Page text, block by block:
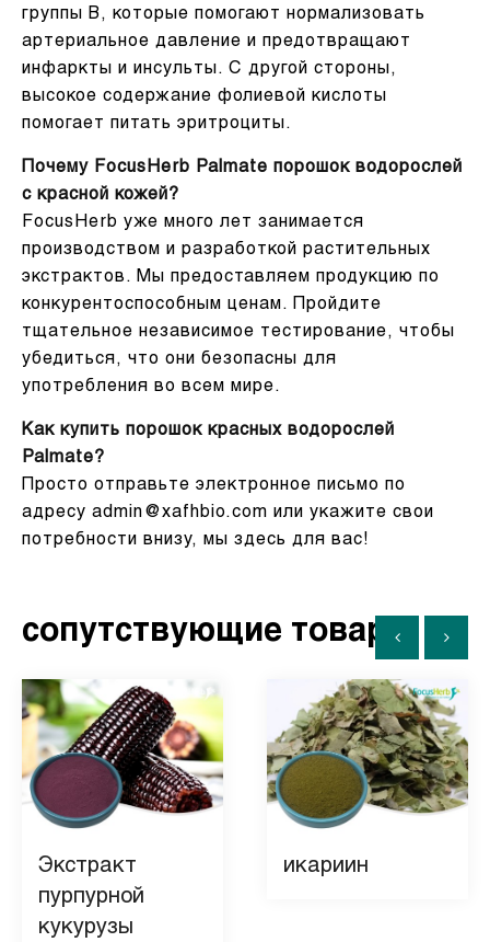
группы В, которые помогают нормализовать
артериальное давление и предотвращают
инфаркты и инсульты. С другой стороны,
высокое содержание фолиевой кислоты
помогает питать эритроциты.
Почему FocusHerb Palmate порошок водорослей
с красной кожей?
FocusHerb уже много лет занимается
производством и разработкой растительных
экстрактов. Мы предоставляем продукцию по
конкурентоспособным ценам. Пройдите
тщательное независимое тестирование, чтобы
убедиться, что они безопасны для
употребления во всем мире.
Как купить порошок красных водорослей
Palmate?
Просто отправьте электронное письмо по
адресу admin@xafhbio.com или укажите свои
потребности внизу, мы здесь для вас!
сопутствующие товары
Экстракт
пурпурной
кукурузы
икариин